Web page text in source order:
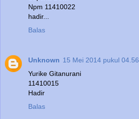
Npm 11410022
hadir...
Balas
Unknown 15 Mei 2014 pukul 04.56
Yurike Gitanurani
11410015
Hadir
Balas